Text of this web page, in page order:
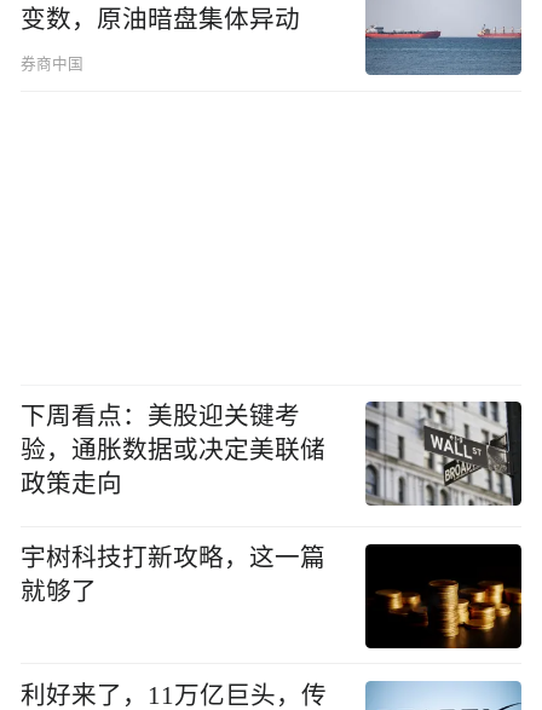
变数，原油暗盘集体异动
券商中国
下周看点：美股迎关键考
验，通胀数据或决定美联储
政策走向
宇树科技打新攻略，这一篇
就够了
利好来了，11万亿巨头，传